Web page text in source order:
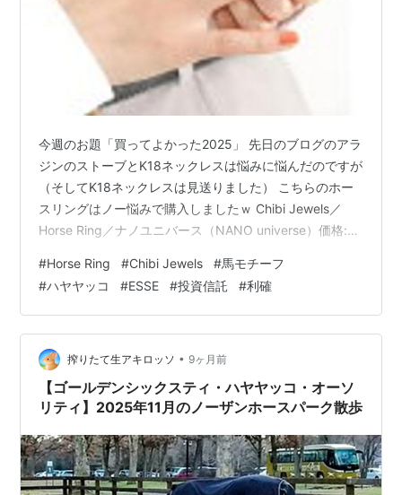
今週のお題「買ってよかった2025」 先日のブログのアラ
ジンのストーブとK18ネックレスは悩みに悩んだのですが
（そしてK18ネックレスは見送りました） こちらのホー
スリングはノー悩みで購入しましたｗ Chibi Jewels／
Horse Ring／ナノユニバース（NANO universe）価格:
フのアクセサリーが欲しかったのですが、リングとなる
となかなか気に入るものがなく。 エルメスのシュバルリ
ング、馬の目がいかついんですよね・・・ 同じデザイン
のゴールドは材質的にシルバー925にメッキだし、廃盤
なので二次流通でしか手に入らないし。 …
#Horse Ring #Chibi Jewels #馬モチーフ
#ハヤヤッコ #ESSE #投資信託 #利確
搾りたて生アキロッソ • 9ヶ月前
【ゴールデンシックスティ・ハヤヤッコ・オーソ
リティ】2025年11月のノーザンホースパーク散歩